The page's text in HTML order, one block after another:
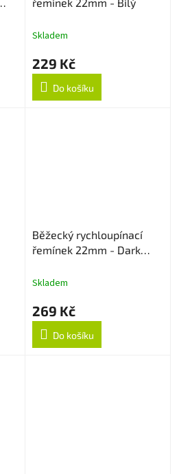
Skladem
229 Kč
Do košíku
Běžecký rychloupínací
řemínek 22mm - Dark
Skladem
269 Kč
Do košíku